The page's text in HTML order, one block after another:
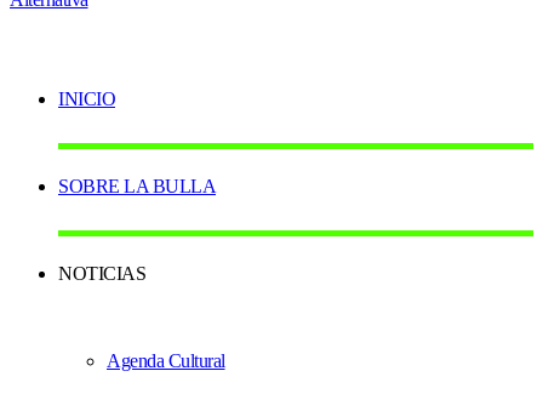
INICIO
SOBRE LA BULLA
NOTICIAS
Agenda Cultural